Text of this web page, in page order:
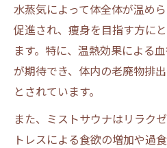
水蒸気によって体全体が温め
促進され、痩身を目指す方に
ます。特に、温熱効果による
が期待でき、体内の老廃物排
とされています。
また、ミストサウナはリラク
トレスによる食欲の増加や過